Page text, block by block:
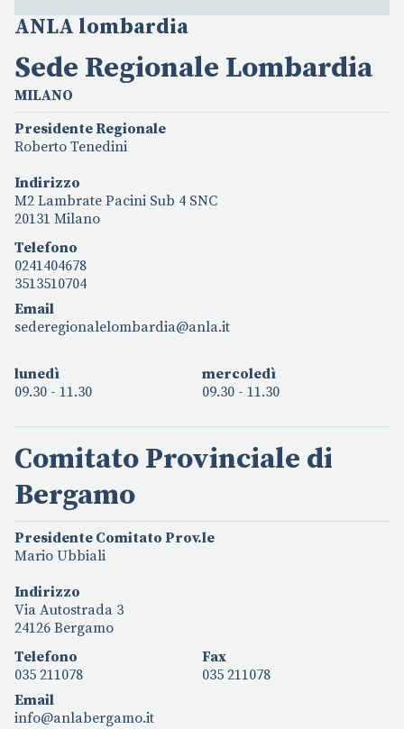
ANLA lombardia
Sede Regionale Lombardia
MILANO
Presidente Regionale
Roberto Tenedini
Indirizzo
M2 Lambrate Pacini Sub 4 SNC
20131 Milano
Telefono
0241404678
3513510704
Email
sederegionalelombardia@anla.it
lunedì
09.30 - 11.30
mercoledì
09.30 - 11.30
Comitato Provinciale di
Bergamo
Presidente Comitato Prov.le
Mario Ubbiali
Indirizzo
Via Autostrada 3
24126 Bergamo
Telefono
035 211078
Fax
035 211078
Email
info@anlabergamo.it